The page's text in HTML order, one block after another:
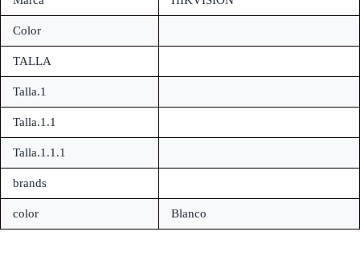
Color
TALLA
Talla.1
Talla.1.1
Talla.1.1.1
brands
color Blanco